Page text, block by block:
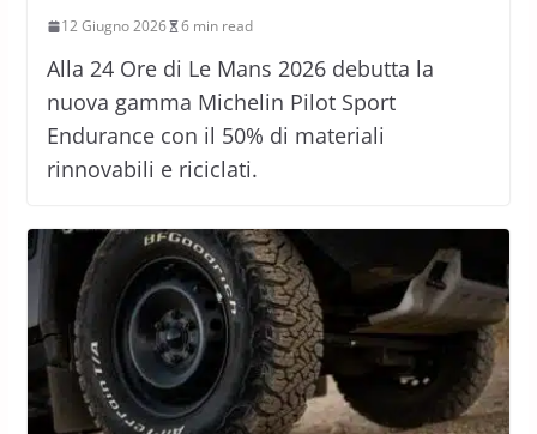
12 Giugno 2026 6 min read
Alla 24 Ore di Le Mans 2026 debutta la
nuova gamma Michelin Pilot Sport
Endurance con il 50% di materiali
rinnovabili e riciclati.